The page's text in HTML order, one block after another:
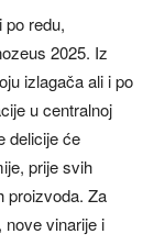
po redu,
2025. Iz
izlagača ali i po
u centralnoj
delicije će
prije svih
proizvoda. Za
nove vinarije i